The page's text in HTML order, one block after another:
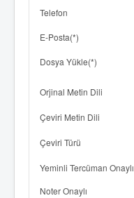
Telefon
E-Posta(*)
Dosya Yükle(*)
Orjinal Metin Dili
Çeviri Metin Dili
Çeviri Türü
Yeminli Tercüman Onaylı
Noter Onaylı